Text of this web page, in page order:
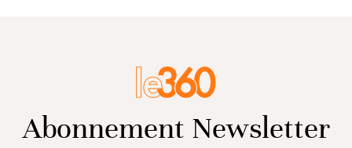
Abonnement Newsletter